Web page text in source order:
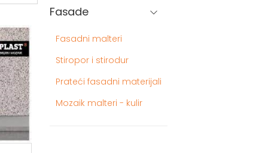
Fasade
Fasadni malteri
Stiropor i stirodur
Prateći fasadni materijali
Mozaik malteri - kulir